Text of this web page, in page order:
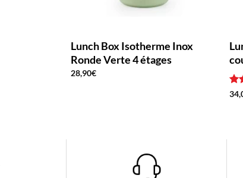
Lunch Box Isotherme Inox
Ronde Verte 4 étages
28,90€